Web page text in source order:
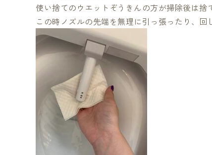
使い捨てのウエットぞうきんの方が掃除後は
この時ノズルの先端を無理に引っ張ったり、